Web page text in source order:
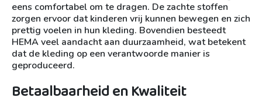
eens comfortabel om te dragen. De zachte stoffen
zorgen ervoor dat kinderen vrij kunnen bewegen en zich
prettig voelen in hun kleding. Bovendien besteedt
HEMA veel aandacht aan duurzaamheid, wat betekent
dat de kleding op een verantwoorde manier is
geproduceerd.
Betaalbaarheid en Kwaliteit